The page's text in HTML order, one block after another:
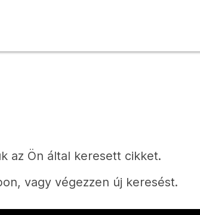
az Ön által keresett cikket.
vagy végezzen új keresést.